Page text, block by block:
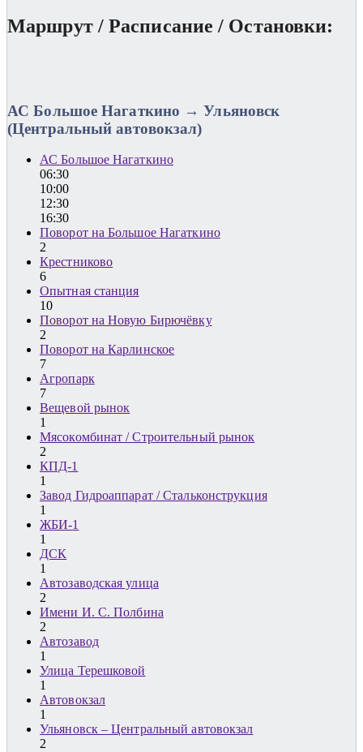
Маршрут / Расписание / Остановки:
АС Большое Нагаткино → Ульяновск
(Центральный автовокзал)
АС Большое Нагаткино
06:30
10:00
12:30
16:30
Поворот на Большое Нагаткино
2
Крестниково
6
Опытная станция
10
Поворот на Новую Бирючёвку
2
Поворот на Карлинское
7
Агропарк
7
Вещевой рынок
1
Мясокомбинат / Строительный рынок
2
КПД-1
1
Завод Гидроаппарат / Стальконструкция
1
ЖБИ-1
1
ДСК
1
Автозаводская улица
2
Имени И. С. Полбина
2
Автозавод
1
Улица Терешковой
1
Автовокзал
1
Ульяновск – Центральный автовокзал
2